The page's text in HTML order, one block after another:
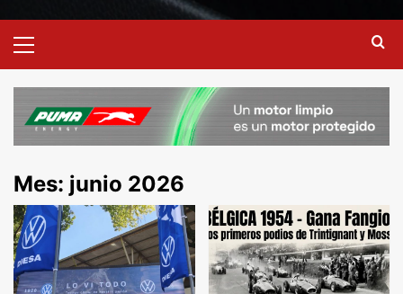
Mes: junio 2026